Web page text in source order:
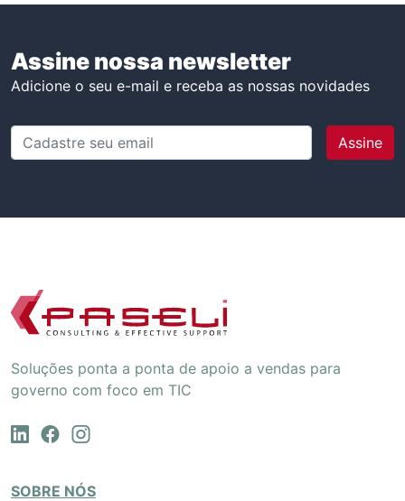
Assine nossa newsletter
Adicione o seu e-mail e receba as nossas novidades
Cadastre seu email
Soluções ponta a ponta de apoio a vendas para
governo com foco em TIC
SOBRE NÓS